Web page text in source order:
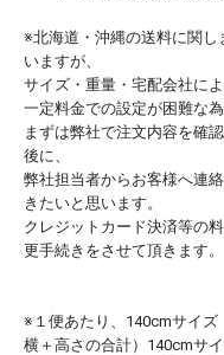
※北海道・沖縄の送料に関
いますが、
サイズ・重量・宅配会社に
一定料金での設定が困難な
まずは弊社で注文内容を確
後に、
弊社担当者からお客様へ連
きたいと思います。
クレジットカード決済等の
更手続きをさせて頂きます。
※１便あたり、140cmサイズ
横＋高さの合計）140cmサ